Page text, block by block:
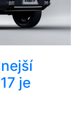
je